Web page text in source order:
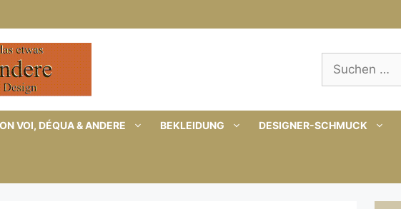
Suchen
nach:
VOI, DÉQUA & ANDERE BEKLEIDUNG DESIGNER-SCHMUCK